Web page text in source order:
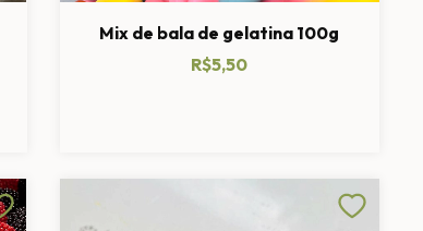
Mix de bala de gelatina 100g
R$5,50